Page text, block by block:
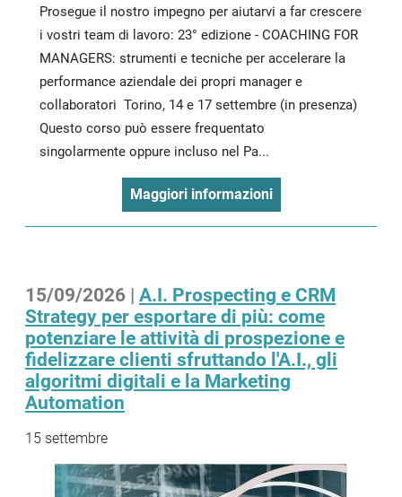
Prosegue il nostro impegno per aiutarvi a far crescere
i vostri team di lavoro: 23° edizione - COACHING FOR
MANAGERS: strumenti e tecniche per accelerare la
performance aziendale dei propri manager e
collaboratori Torino, 14 e 17 settembre (in presenza)
Questo corso può essere frequentato
singolarmente oppure incluso nel Pa...
Maggiori informazioni
15/09/2026 | A.I. Prospecting e CRM
Strategy per esportare di più: come
potenziare le attività di prospezione e
fidelizzare clienti sfruttando l'A.I., gli
algoritmi digitali e la Marketing
Automation
15 settembre